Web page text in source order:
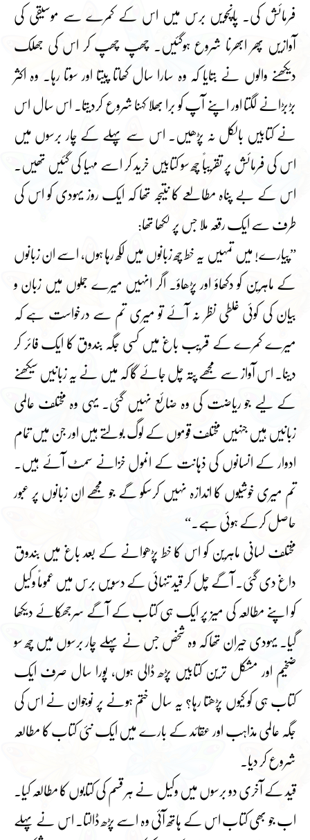
فرمائش کی۔ پانچویں برس میں اس کے کمرے سے موسیقی کی
آوازیں پھر ابھرنا شروع ہوگئیں۔ چھپ چھپ کر اس کی جھلک
دیکھنے والوں نے بتایا کہ وہ سارا سال کھاتا پیتا اور سوتا رہا۔ وہ اکثر
بڑبڑانے لگتا اور اپنے آپ کو برا بھلا کہنا شروع کردیتا۔ اس سال اس
نے کتابیں بالکل نہ پڑھیں۔ اس سے پہلے کے چار برسوں میں
اس کی فرمائش پر تقریباً چھ سو کتابیں خرید کر اسے مہیا کی گئیں تھیں۔
اس کے بے پناہ مطالعے کا نتیجہ تھا کہ ایک روز یہودی کو اس کی
طرف سے ایک رقعہ ملا جس پر لکھا تھا:
”پیارے! میں تمہیں یہ خط چھ زبانوں میں لکھ رہا ہوں، اسے ان زبانوں
کے ماہرین کو دکھاؤ اور پڑھاؤ۔ اگر انہیں میرے جملوں میں زبان و
بیان کی کوئی غلطی نظر نہ آئے تو میری تم سے درخواست ہے کہ
میرے کمرے کے قریب باغ میں کسی جگہ بندوق کا ایک فائر کر
دینا۔ اس آواز سے مجھے پتہ چل جائے گا کہ میں نے یہ زبانیں سیکھنے
کے لیے جو ریاضت کی وہ ضائع نہیں گئی۔ یہی وہ مختلف عالمی
زبانیں ہیں جنہیں مختلف قوموں کے لوگ بولتے ہیں اور جن میں تمام
ادوار کے انسانوں کی ذہانت کے انمول خزانے سمٹ آئے ہیں۔
تم میری خوشیوں کا اندازہ نہیں کرسکو گے جو مجھے ان زبانوں پر عبور
حاصل کرکے ہوئی ہے۔“
مختلف لسانی ماہرین کو اس کا خط پڑھوانے کے بعد باغ میں بندوق
داغ دی گئی۔ آگے چل کر قید تنہائی کے دسویں برس میں عموماً وکیل
کو اپنے مطالعہ کی میز پر ایک ہی کتاب کے آگے سرجھکائے دیکھا
گیا۔ یہودی حیران تھا کہ وہ شخص جس نے پہلے چار برسوں میں چھ سو
ضخیم اور مشکل ترین کتابیں پڑھ ڈالی ہوں، پورا سال صرف ایک
کتاب ہی کو کیوں پڑھتا رہا؟ یہ سال ختم ہونے پر نوجوان نے اس کی
جگہ عالمی مذاہب اور عقائد کے بارے میں ایک نئی کتاب کا مطالعہ
شروع کر دیا۔
قید کے آخری دو برسوں میں وکیل نے ہر قسم کی کتابوں کا مطالعہ کیا۔
اب جو بھی کتاب اس کے ہاتھ آئی وہ اسے پڑھ ڈالتا۔ اس نے پہلے